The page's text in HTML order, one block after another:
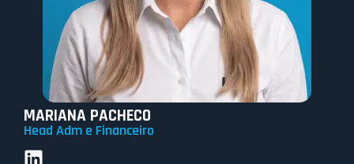
MARIANA PACHECO
Head Adm e Financeiro